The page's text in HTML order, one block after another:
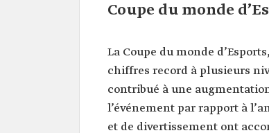
Coupe du monde
La Coupe du monde
chiffres record à plusieurs
contribué à une
l’événement par rapport à
et de divertissement ont